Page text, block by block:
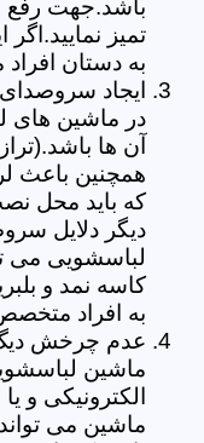
باشد.جهت رفع
تمیز
به دستان
ایجاد
در ماشین های
آن ها
همچنین باعث
که باید محل
دیگر دلایل
لباسشویی می
کاسه نمد و
به افراد
عدم چرخش
ماشین
الکترونیکی و
ماشین می